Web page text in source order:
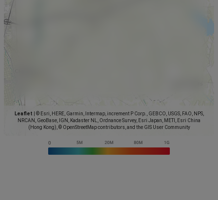
Leaflet
© Esri, HERE, Garmin, Intermap, increment P Corp., GEBCO, USGS, FAO, NPS,
NRCAN, GeoBase, IGN, Kadaster NL, Ordnance Survey, Esri Japan, METI, Esri China
(Hong Kong), © OpenStreetMap contributors, and the GIS User Community